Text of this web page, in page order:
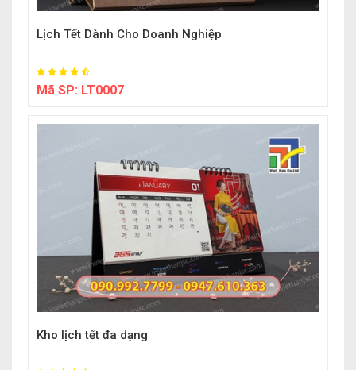
Lịch Tết Dành Cho Doanh Nghiệp
Mã SP: LT0007
Kho lịch tết đa dạng